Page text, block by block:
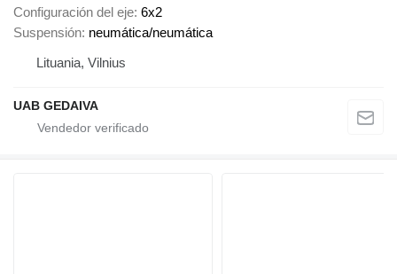
Configuración del eje 6x2
Suspensión neumática/neumática
Lituania, Vilnius
UAB GEDAIVA